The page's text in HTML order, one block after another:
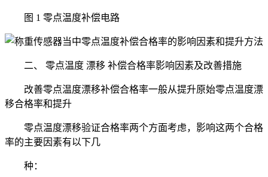
图 1 零点温度补偿电路
二、 零点温度 漂移 补偿合格率影响因素及改善措施
改善零点温度漂移补偿合格率一般从提升原始零点温度漂
移合格率和提升
零点温度漂移验证合格率两个方面考虑，影响这两个合格
率的主要因素有以下几
种：